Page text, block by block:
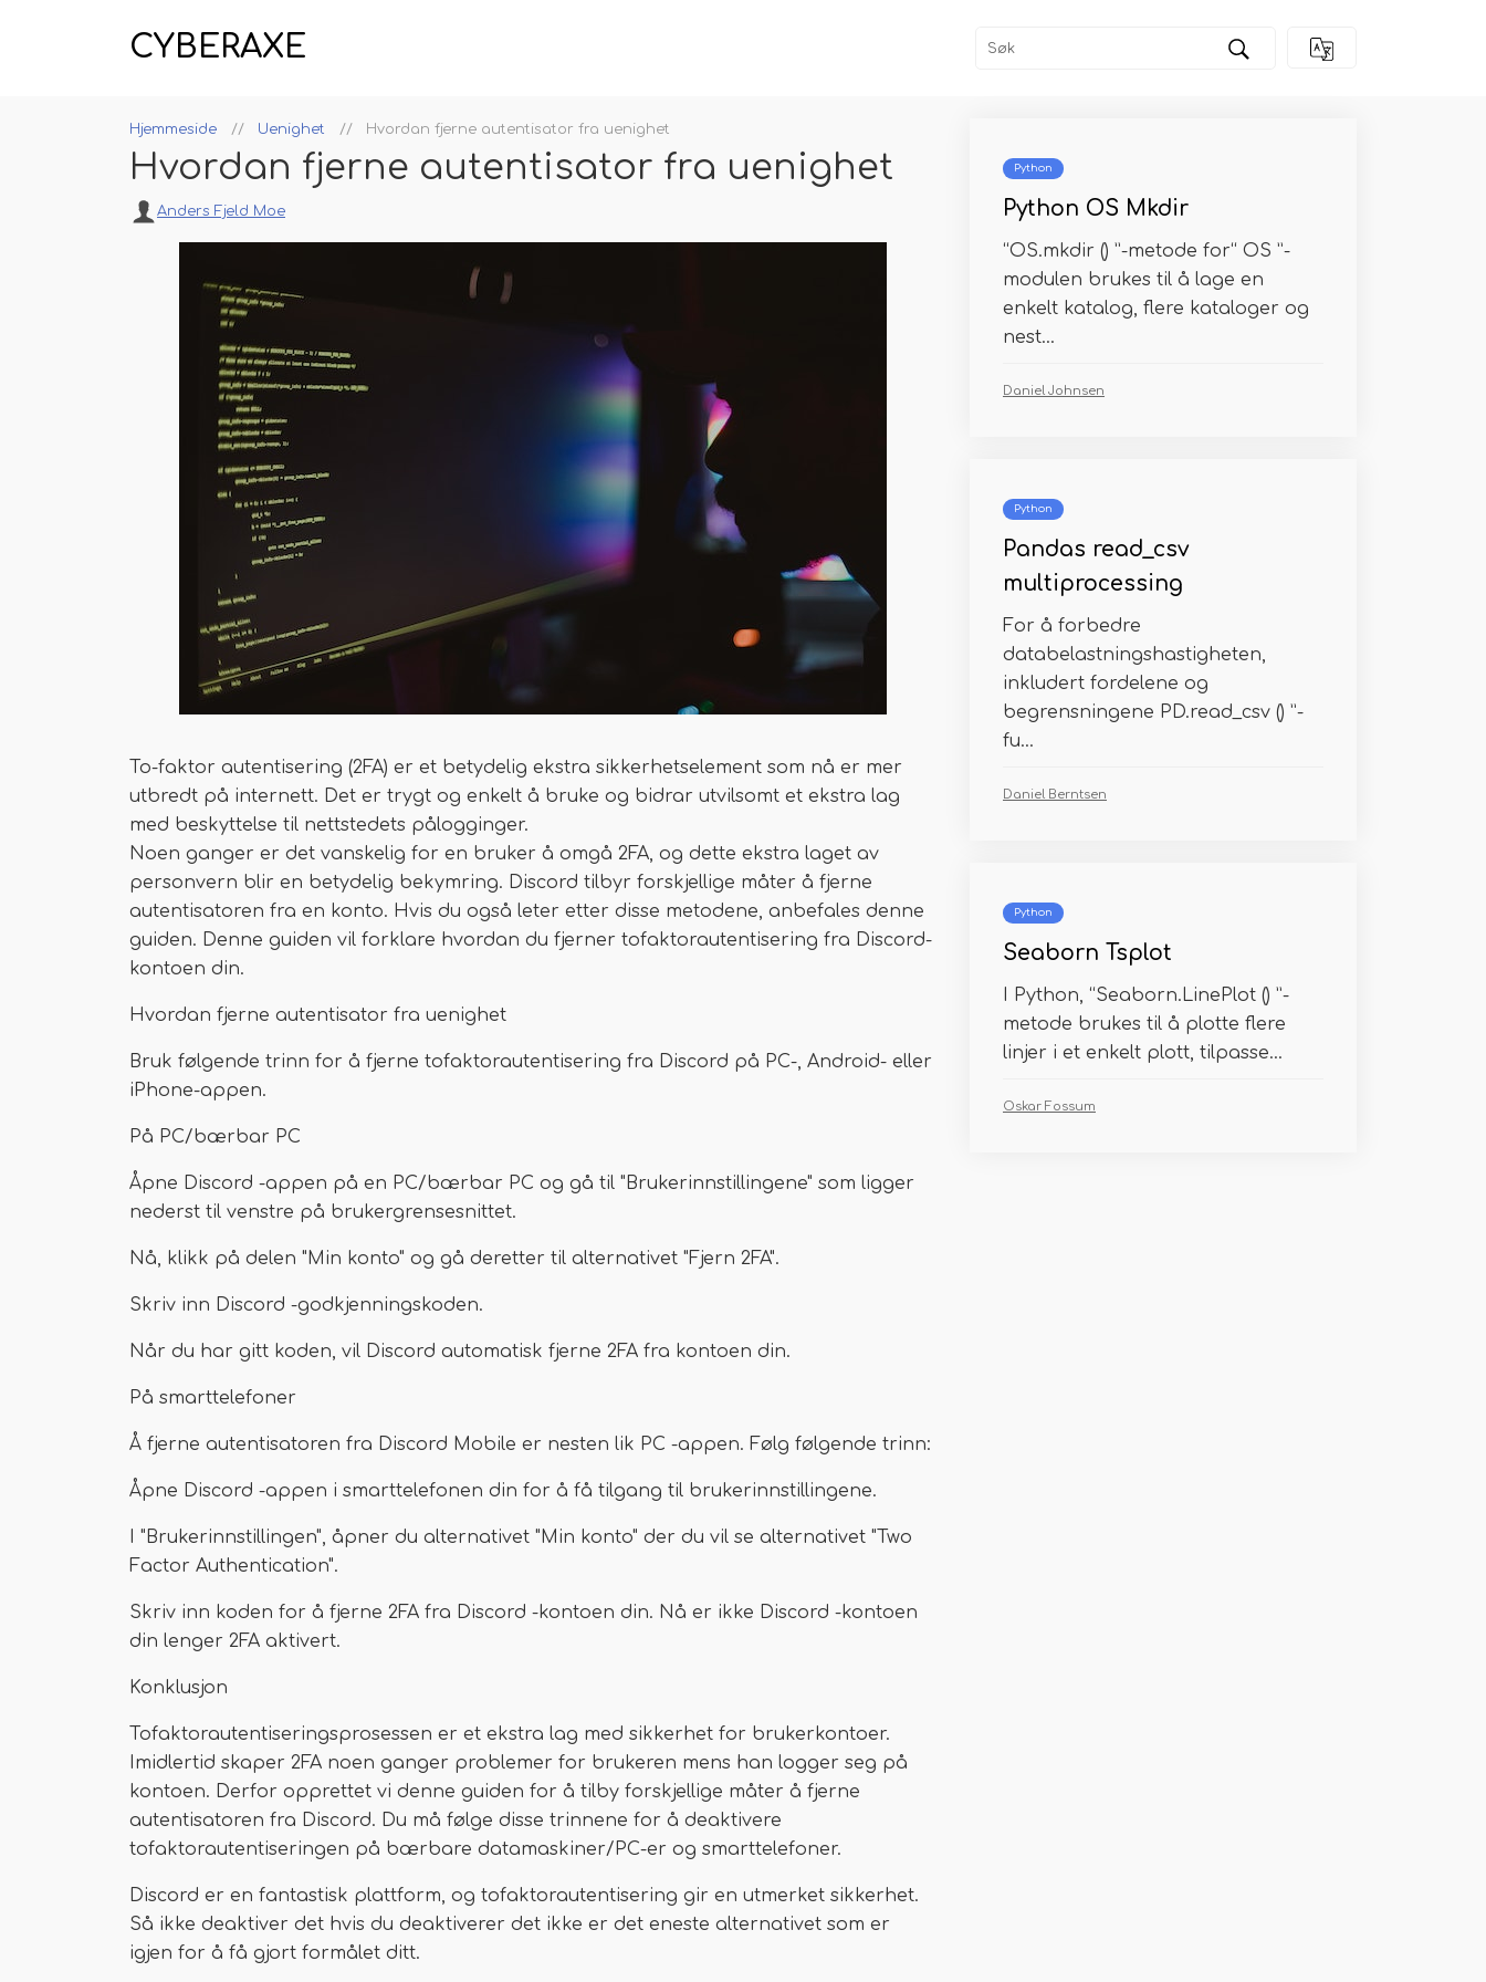
CYBERAXE
Hjemmeside Uenighet Hvordan fjerne autentisator fra uenighet
Hvordan fjerne autentisator fra uenighet
Anders Fjeld Moe
To-faktor autentisering (2FA) er et betydelig ekstra sikkerhetselement som nå er mer
utbredt på internett. Det er trygt og enkelt å bruke og bidrar utvilsomt et ekstra lag
med beskyttelse til nettstedets pålogginger.
Noen ganger er det vanskelig for en bruker å omgå 2FA, og dette ekstra laget av
personvern blir en betydelig bekymring. Discord tilbyr forskjellige måter å fjerne
autentisatoren fra en konto. Hvis du også leter etter disse metodene, anbefales denne
guiden. Denne guiden vil forklare hvordan du fjerner tofaktorautentisering fra Discord-
kontoen din.
Hvordan fjerne autentisator fra uenighet
Bruk følgende trinn for å fjerne tofaktorautentisering fra Discord på PC-, Android- eller
iPhone-appen.
På PC/bærbar PC
Åpne Discord -appen på en PC/bærbar PC og gå til "Brukerinnstillingene" som ligger
nederst til venstre på brukergrensesnittet.
Nå, klikk på delen "Min konto" og gå deretter til alternativet "Fjern 2FA".
Skriv inn Discord -godkjenningskoden.
Når du har gitt koden, vil Discord automatisk fjerne 2FA fra kontoen din.
På smarttelefoner
Å fjerne autentisatoren fra Discord Mobile er nesten lik PC -appen. Følg følgende trinn:
Åpne Discord -appen i smarttelefonen din for å få tilgang til brukerinnstillingene.
I "Brukerinnstillingen", åpner du alternativet "Min konto" der du vil se alternativet "Two
Factor Authentication".
Skriv inn koden for å fjerne 2FA fra Discord -kontoen din. Nå er ikke Discord -kontoen
din lenger 2FA aktivert.
Konklusjon
Tofaktorautentiseringsprosessen er et ekstra lag med sikkerhet for brukerkontoer.
Imidlertid skaper 2FA noen ganger problemer for brukeren mens han logger seg på
kontoen. Derfor opprettet vi denne guiden for å tilby forskjellige måter å fjerne
autentisatoren fra Discord. Du må følge disse trinnene for å deaktivere
tofaktorautentiseringen på bærbare datamaskiner/PC-er og smarttelefoner.
Discord er en fantastisk plattform, og tofaktorautentisering gir en utmerket sikkerhet.
Så ikke deaktiver det hvis du deaktiverer det ikke er det eneste alternativet som er
igjen for å få gjort formålet ditt.
Python
Python OS Mkdir
“OS.mkdir () ”-metode for“ OS ”-
modulen brukes til å lage en
enkelt katalog, flere kataloger og
nest...
Daniel Johnsen
Python
Pandas read_csv
multiprocessing
For å forbedre
databelastningshastigheten,
inkludert fordelene og
begrensningene PD.read_csv () ”-
fu...
Daniel Berntsen
Python
Seaborn Tsplot
I Python, “Seaborn.LinePlot () ”-
metode brukes til å plotte flere
linjer i et enkelt plott, tilpasse...
Oskar Fossum